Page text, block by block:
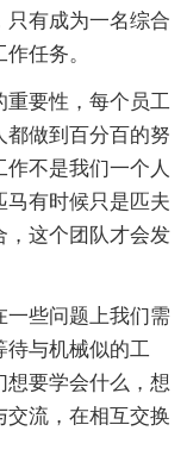
只有成为一名综合
任务。
重要性，每个员工
都做到百分百的努
不是我们一个人
马有时候只是匹夫
，这个团队才会发
一些问题上我们需
待与机械似的工
想要学会什么，想
交流，在相互交换